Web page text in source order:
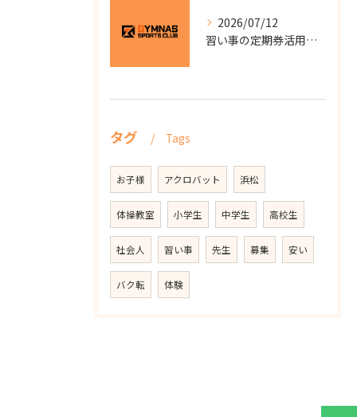
2026/07/12
習い事の定期券活用術と元を取るための通算回数シミュレーション
タグ Tags
お子様 アクロバット 浜松
体操教室 小学生 中学生 高校生
社会人 習い事 先生 募集 安い
バク転 体験